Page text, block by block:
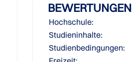
BEWERTUNGEN
Hochschule:
Studieninhalte:
Studienbedingungen: